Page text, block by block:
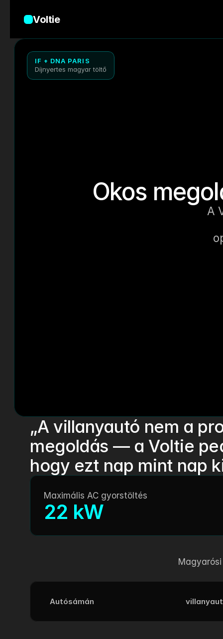
Voltie
IF + DNA PARIS
Díjnyertes magyar töltő
Okos
A
„A villanyautó nem a
megoldás — a Voltie
hogy ezt nap mint nap
Maximális AC gyorstöltés
22 kW
Autósámán